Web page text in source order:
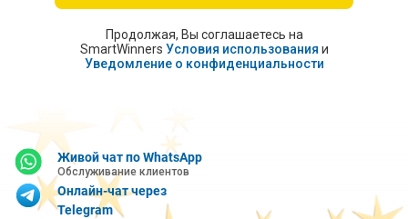
Продолжая, Вы соглашаетесь на
SmartWinners Условия использования и
Уведомление о конфиденциальности
Живой чат по WhatsApp
Обслуживание клиентов
Онлайн-чат через
Telegram